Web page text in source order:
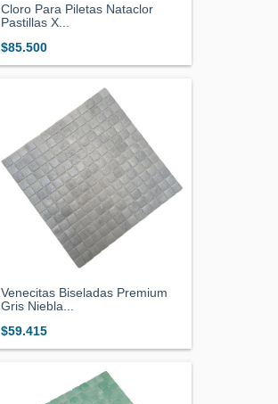
Cloro Para Piletas Nataclor
Pastillas X...
$85.500
Venecitas Biseladas Premium
Gris Niebla...
$59.415